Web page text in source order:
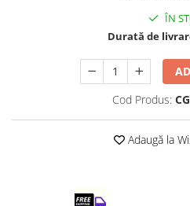
LEGO Architecture
LEGO Speed Champions
ÎN
Durată de
Cod Produs:
Adaugă la